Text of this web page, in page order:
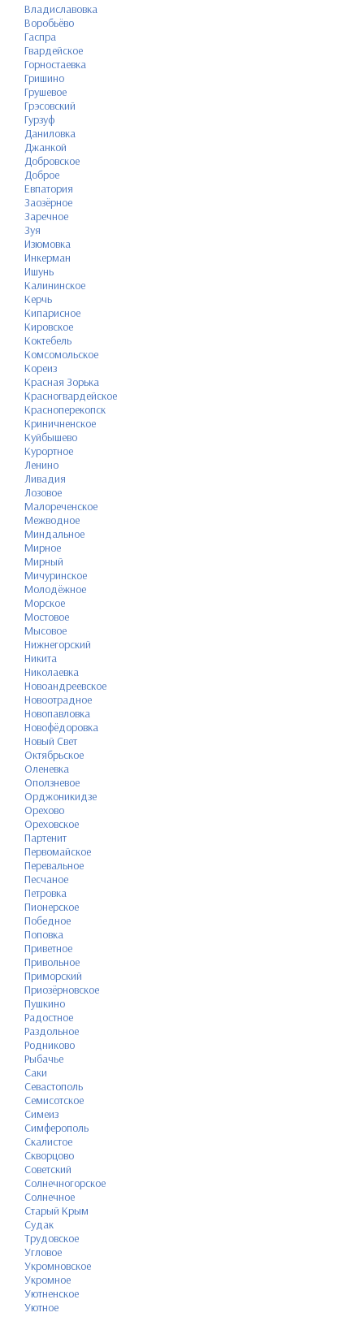
Владиславовка
Воробьёво
Гаспра
Гвардейское
Горностаевка
Гришино
Грушевое
Грэсовский
Гурзуф
Даниловка
Джанкой
Добровское
Доброе
Евпатория
Заозёрное
Заречное
Зуя
Изюмовка
Инкерман
Ишунь
Калининское
Керчь
Кипарисное
Кировское
Коктебель
Комсомольское
Кореиз
Красная Зорька
Красногвардейское
Красноперекопск
Криничненское
Куйбышево
Курортное
Ленино
Ливадия
Лозовое
Малореченское
Межводное
Миндальное
Мирное
Мирный
Мичуринское
Молодёжное
Морское
Мостовое
Мысовое
Нижнегорский
Никита
Николаевка
Новоандреевское
Новоотрадное
Новопавловка
Новофёдоровка
Новый Свет
Октябрьское
Оленевка
Оползневое
Орджоникидзе
Орехово
Ореховское
Партенит
Первомайское
Перевальное
Песчаное
Петровка
Пионерское
Победное
Поповка
Приветное
Привольное
Приморский
Приозёрновское
Пушкино
Радостное
Раздольное
Родниково
Рыбачье
Саки
Севастополь
Семисотское
Симеиз
Симферополь
Скалистое
Скворцово
Советский
Солнечногорское
Солнечное
Старый Крым
Судак
Трудовское
Угловое
Укромновское
Укромное
Уютненское
Уютное